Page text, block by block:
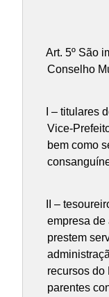
Art. 5º São
Conselho
I – titulares
Vice-
bem como
II –
empresa de
prestem
recursos do
parentes